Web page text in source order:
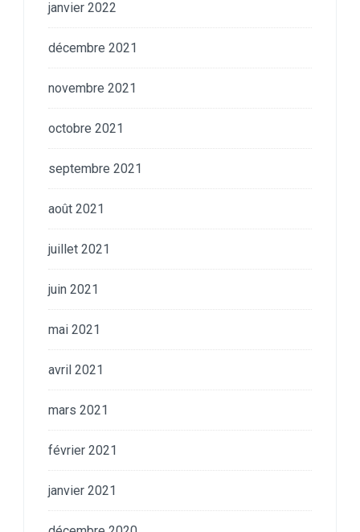
janvier 2022
décembre 2021
novembre 2021
octobre 2021
septembre 2021
août 2021
juillet 2021
juin 2021
mai 2021
avril 2021
mars 2021
février 2021
janvier 2021